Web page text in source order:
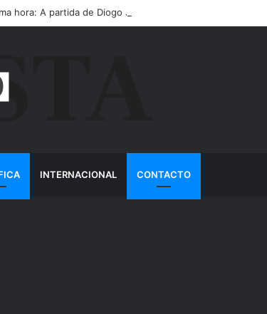
hora: A partida de Diogo Jota ainda é motivo de choro
INTERNACIONAL CONTACTO